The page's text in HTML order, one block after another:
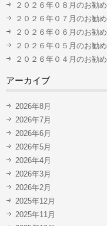
２０２６年０８月のお勧め
２０２６年０７月のお勧め
２０２６年０６月のお勧め
２０２６年０５月のお勧め
２０２６年０４月のお勧め
アーカイブ
2026年8月
2026年7月
2026年6月
2026年5月
2026年4月
2026年3月
2026年2月
2025年12月
2025年11月